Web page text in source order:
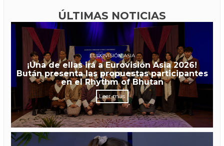
ÚLTIMAS NOTICIAS
EUROVISIÓN ASIA
¡Una de ellas irá a Eurovisión Asia 2026!
Bután presenta las propuestas participantes
en el Rhythm of Bhutan
Leer más